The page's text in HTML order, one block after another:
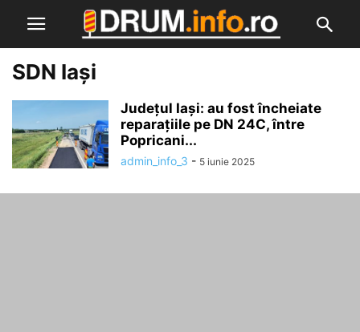
SDN Iași
Județul Iași: au fost încheiate
reparațiile pe DN 24C, între
Popricani...
admin_info_3 - 5 iunie 2025